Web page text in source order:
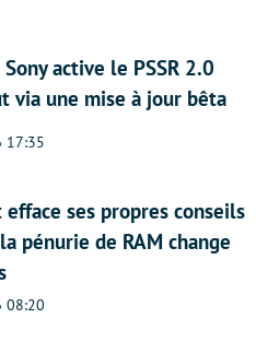
Sony active le PSSR 2.0
via une mise à jour bêta
17:35
ses propres conseils
pénurie de RAM change
08:20